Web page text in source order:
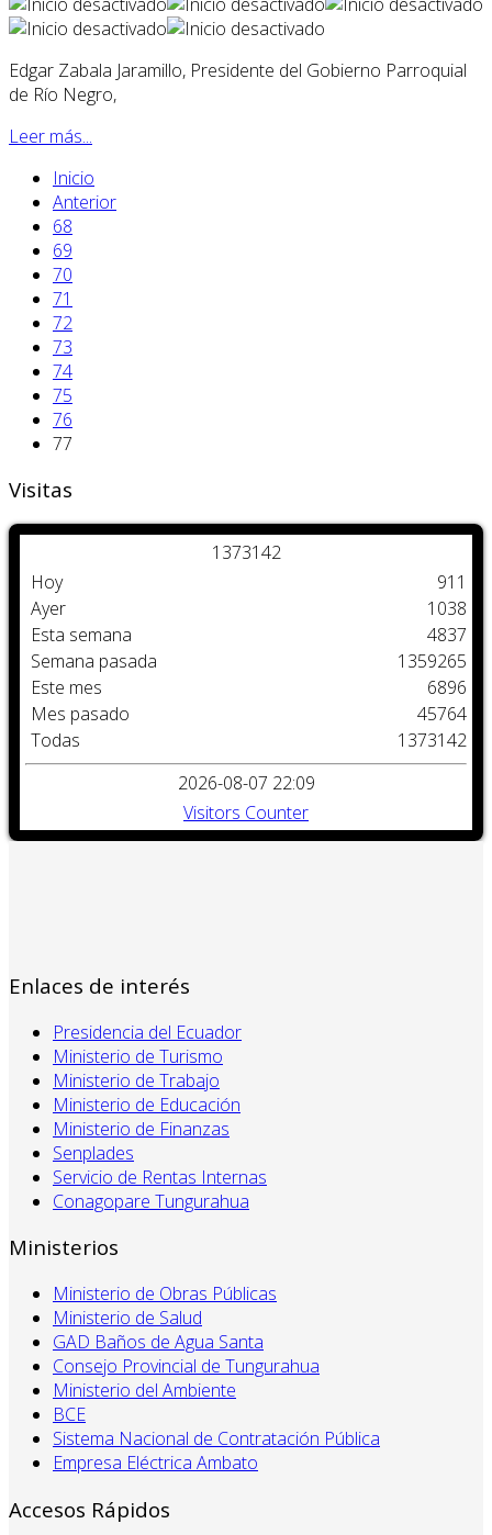
Edgar Zabala Jaramillo, Presidente del Gobierno Parroquial
de Río Negro,
Leer más...
Inicio
Anterior
68
69
70
71
72
73
74
75
76
77
Visitas
1 373142
Hoy
Ayer
Esta semana
Semana pasada
Este mes
Mes pasado
Todas
911
1038
4837
1359265
6896
45764
1373142
2026-08-07 22:09
Visitors Counter
Enlaces de interés
Presidencia del Ecuador
Ministerio de Turismo
Ministerio de Trabajo
Ministerio de Educación
Ministerio de Finanzas
Senplades
Servicio de Rentas Internas
Conagopare Tungurahua
Ministerios
Ministerio de Obras Públicas
Ministerio de Salud
GAD Baños de Agua Santa
Consejo Provincial de Tungurahua
Ministerio del Ambiente
BCE
Sistema Nacional de Contratación Pública
Empresa Eléctrica Ambato
Accesos Rápidos